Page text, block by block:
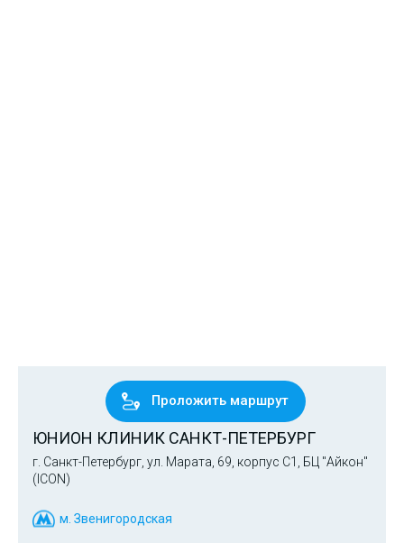
ЮНИОН КЛИНИК САНКТ-ПЕТЕРБУРГ
Проложить маршрут
г. Санкт-Петербург, ул. Марата, 69, корпус С1, БЦ "Айкон"
(ICON)
м. Звенигородская